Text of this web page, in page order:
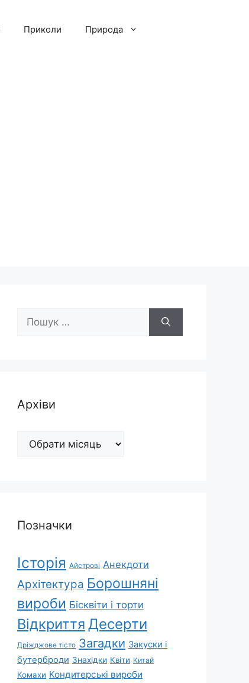
Приколи Природа
Пошук:
Архіви
Архіви
Позначки
Історія Айстрові Анекдоти
Архітектура Борошняні
вироби Бісквіти і торти
Відкриття Десерти
Дріжджове тісто Загадки Закуски і
бутерброди Знахідки Квіти Китай
Комахи Кондитерські вироби